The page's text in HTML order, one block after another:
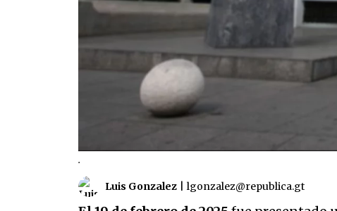
.
Luis Gonzalez lgonzalez@republica.gt